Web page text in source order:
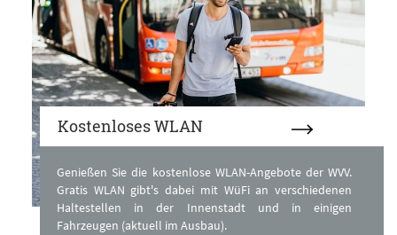
Kostenloses WLAN
Genießen Sie die kostenlose WLAN-Angebote der WVV.
Gratis WLAN gibt's dabei mit WüFi an verschiedenen
Haltestellen in der Innenstadt und in einigen
Fahrzeugen (aktuell im Ausbau).